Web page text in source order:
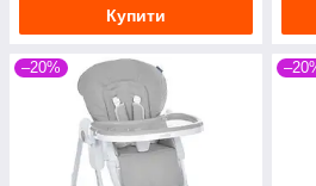
Купити
–20%